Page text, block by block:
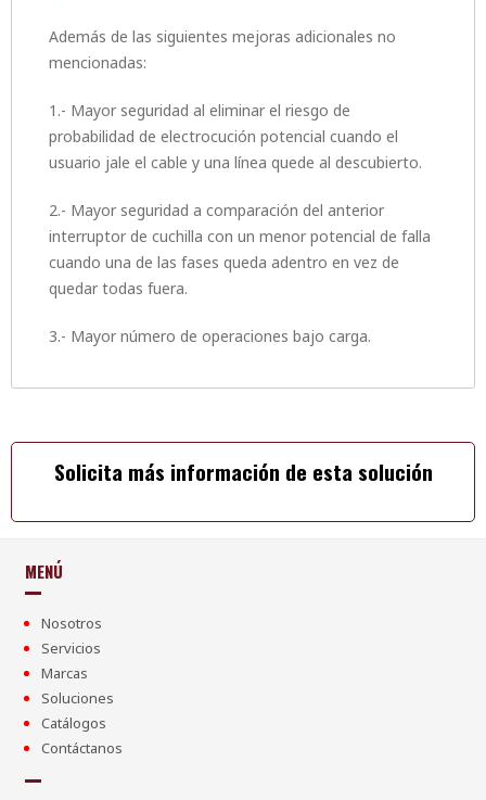
Además de las siguientes mejoras adicionales no
mencionadas:
1.- Mayor seguridad al eliminar el riesgo de
probabilidad de electrocución potencial cuando el
usuario jale el cable y una línea quede al descubierto.
2.- Mayor seguridad a comparación del anterior
interruptor de cuchilla con un menor potencial de falla
cuando una de las fases queda adentro en vez de
quedar todas fuera.
3.- Mayor número de operaciones bajo carga.
Solicita más información de esta solución
MENÚ
Nosotros
Servicios
Marcas
Soluciones
Catálogos
Contáctanos